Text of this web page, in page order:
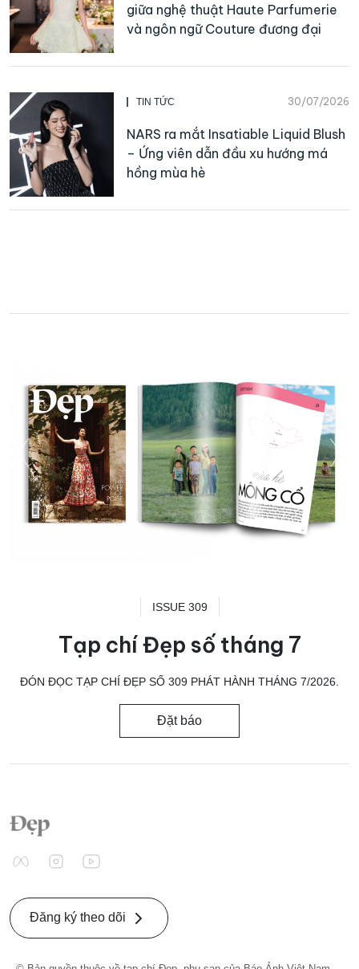
giữa nghệ thuật Haute Parfumerie
và ngôn ngữ Couture đương đại
TIN TỨC 30/07/2026
NARS ra mắt Insatiable Liquid Blush
– Ứng viên dẫn đầu xu hướng má
hồng mùa hè
ISSUE 309
Tạp chí Đẹp số tháng 7
ĐÓN ĐỌC TẠP CHÍ ĐẸP SỐ 309 PHÁT HÀNH THÁNG 7/2026.
Đặt báo
Đăng ký theo dõi